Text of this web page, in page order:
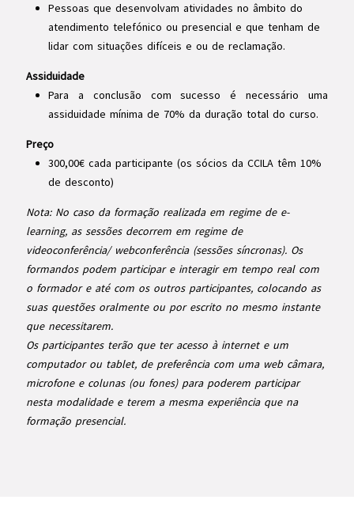
Pessoas que desenvolvam atividades no âmbito do
atendimento telefónico ou presencial e que tenham de
lidar com situações difíceis e ou de reclamação.
Assiduidade
Para a conclusão com sucesso é necessário uma
assiduidade mínima de 70% da duração total do curso.
Preço
300,00€ cada participante (os sócios da CCILA têm 10%
de desconto)
Nota: No caso da formação realizada em regime de e-
learning, as sessões decorrem em regime de
videoconferência/ webconferência (sessões síncronas). Os
formandos podem participar e interagir em tempo real com
o formador e até com os outros participantes, colocando as
suas questões oralmente ou por escrito no mesmo instante
que necessitarem.
Os participantes terão que ter acesso à internet e um
computador ou tablet, de preferência com uma web câmara,
microfone e colunas (ou fones) para poderem participar
nesta modalidade e terem a mesma experiência que na
formação presencial.